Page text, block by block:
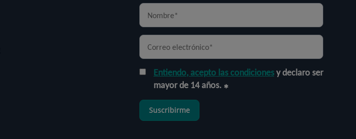
Entiendo, acepto las condicionesy declaro ser
mayor de 14 años.
Suscribirme